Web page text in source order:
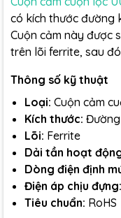
có kích thước đường
Cuộn cảm này được
trên lõi ferrite, sau
Thông số kỹ thuật
Loại: Cuộn cảm
Kích thước: Đường
Lõi: Ferrite
Dải tần hoạt
Dòng điện định
Điện áp chịu đựng:
Tiêu chuẩn: RoHS